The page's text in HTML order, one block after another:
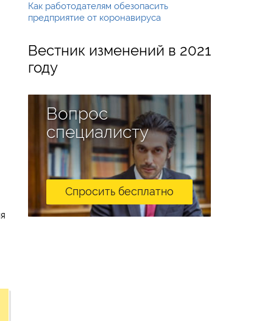
Как работодателям обезопасить
предприятие от коронавируса
Вестник изменений в 2021
году
Вопрос
специалисту
Спросить бесплатно